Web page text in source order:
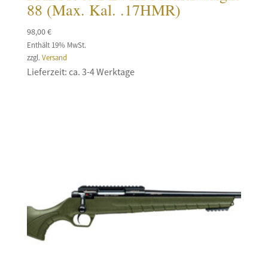
88 (Max. Kal. .17HMR)
98,00€
Enthält 19% MwSt.
zzgl. Versand
Lieferzeit: ca. 3-4 Werktage